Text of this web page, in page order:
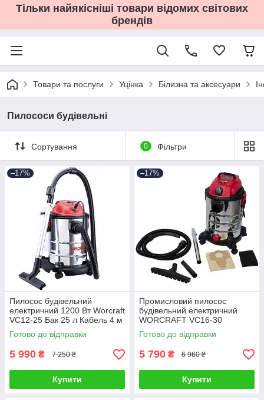
Тільки найякісніші товари відомих світових
брендів
Товари та послуги Уцінка Білизна та аксесуари
Пилососи будівельні
Сортування 0 Фільтри
–17%
Пилосос будівельний
електричний 1200 Вт Worcraft
VC12-25 Бак 25 л Кабель 4 м
Готово до відправки
5 990 ₴ 7 250 ₴
Купити
–17%
Промисловий пилосос
будівельний електричний
WORCRAFT VC16-30
Готово до відправки
5 790 ₴ 6 960 ₴
Купити